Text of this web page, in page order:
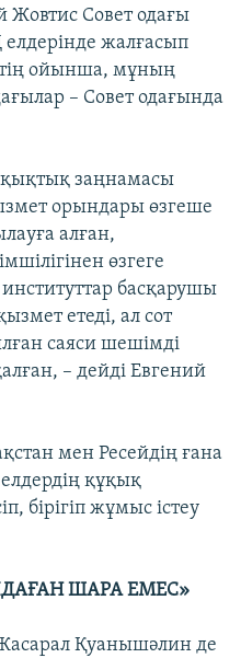
Жовтис Совет одағы
елдерінде жалғасып
ойынша, мұның
– Совет одағында
заңнамасы
орындары өзгеше
алған,
өзгеге
басқарушы
етеді, ал сот
саяси шешімді
– дейді Евгений
мен Ресейдің ғана
құқық
бірігіп жұмыс істеу
ШАРА ЕМЕС»
Қуанышәлин де